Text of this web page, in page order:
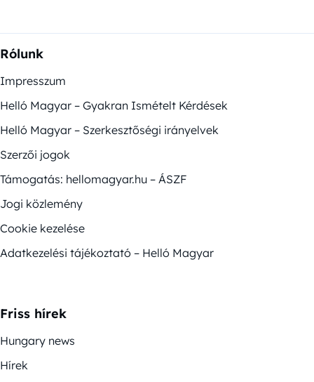
Rólunk
Impresszum
Helló Magyar – Gyakran Ismételt Kérdések
Helló Magyar – Szerkesztőségi irányelvek
Szerzői jogok
Támogatás: hellomagyar.hu – ÁSZF
Jogi közlemény
Cookie kezelése
Adatkezelési tájékoztató – Helló Magyar
Friss hírek
Hungary news
Hírek